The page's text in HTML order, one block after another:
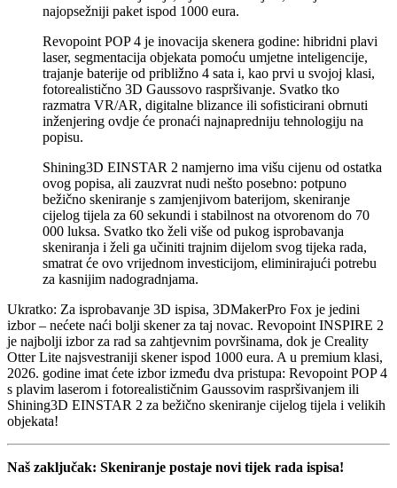
najopsežniji paket ispod 1000 eura.
Revopoint POP 4 je inovacija skenera godine: hibridni plavi
laser, segmentacija objekata pomoću umjetne inteligencije,
trajanje baterije od približno 4 sata i, kao prvi u svojoj klasi,
fotorealistično 3D Gaussovo raspršivanje. Svatko tko
razmatra VR/AR, digitalne blizance ili sofisticirani obrnuti
inženjering ovdje će pronaći najnapredniju tehnologiju na
popisu.
Shining3D EINSTAR 2 namjerno ima višu cijenu od ostatka
ovog popisa, ali zauzvrat nudi nešto posebno: potpuno
bežično skeniranje s zamjenjivom baterijom, skeniranje
cijelog tijela za 60 sekundi i stabilnost na otvorenom do 70
000 luksa. Svatko tko želi više od pukog isprobavanja
skeniranja i želi ga učiniti trajnim dijelom svog tijeka rada,
smatrat će ovo vrijednom investicijom, eliminirajući potrebu
za kasnijim nadogradnjama.
Ukratko: Za isprobavanje 3D ispisa, 3DMakerPro Fox je jedini
izbor – nećete naći bolji skener za taj novac. Revopoint INSPIRE 2
je najbolji izbor za rad sa zahtjevnim površinama, dok je Creality
Otter Lite najsvestraniji skener ispod 1000 eura. A u premium klasi,
2026. godine imat ćete izbor između dva pristupa: Revopoint POP 4
s plavim laserom i fotorealističnim Gaussovim raspršivanjem ili
Shining3D EINSTAR 2 za bežično skeniranje cijelog tijela i velikih
objekata!
Naš zaključak: Skeniranje postaje novi tijek rada ispisa!